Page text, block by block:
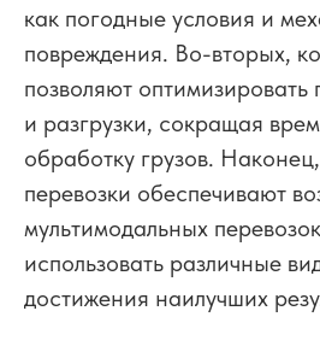
как погодные условия и
повреждения. Во-вторых,
позволяют оптимизировать
и разгрузки, сокращая
обработку грузов.
перевозки обеспечивают
мультимодальных
использовать различные
достижения наилучших